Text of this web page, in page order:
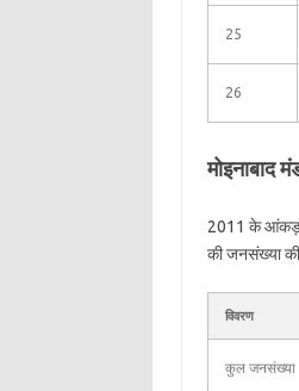
25
26
2011 के आंकड़ों
की जनसंख्या की
विवरण
कुल जनसंख्या